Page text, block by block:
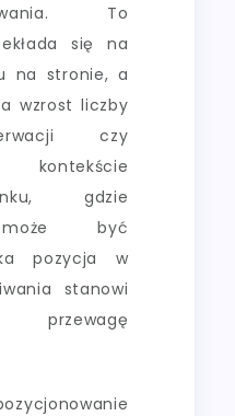
To
się na
na stronie, a
wzrost liczby
czy
kontekście
gdzie
może być
pozycja w
stanowi